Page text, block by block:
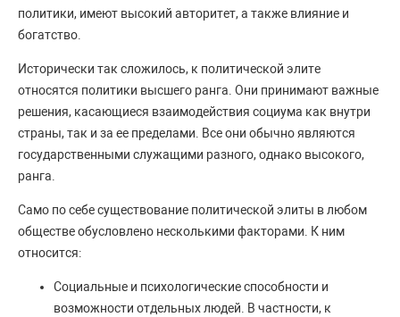
политики, имеют высокий авторитет, а также влияние и
богатство.
Исторически так сложилось, к политической элите
относятся политики высшего ранга. Они принимают важные
решения, касающиеся взаимодействия социума как внутри
страны, так и за ее пределами. Все они обычно являются
государственными служащими разного, однако высокого,
ранга.
Само по себе существование политической элиты в любом
обществе обусловлено несколькими факторами. К ним
относится:
Социальные и психологические способности и
возможности отдельных людей. В частности, к